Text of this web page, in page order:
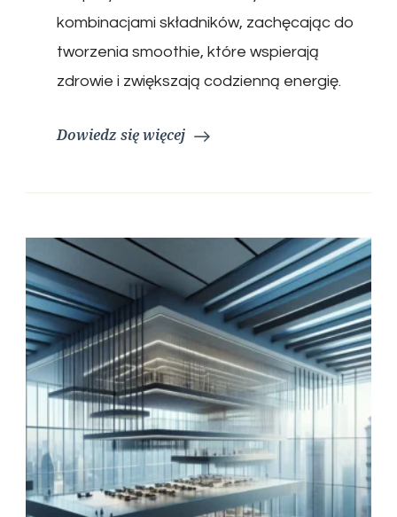
kombinacjami składników, zachęcając do
tworzenia smoothie, które wspierają
zdrowie i zwiększają codzienną energię.
Dowiedz się więcej